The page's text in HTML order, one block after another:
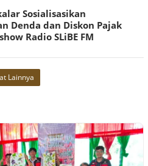
Sosialisasikan
Denda dan Diskon Pajak
Radio SLiBE FM
Lainnya